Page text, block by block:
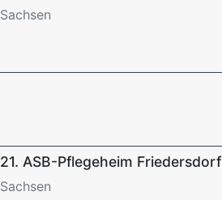
Sachsen
21. ASB-Pflegeheim Friedersdorf
Sachsen